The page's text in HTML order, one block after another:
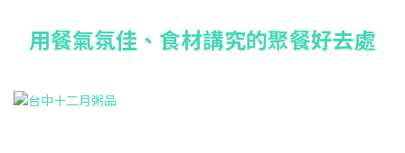
用餐氣氛佳、食材講究的聚餐好去處